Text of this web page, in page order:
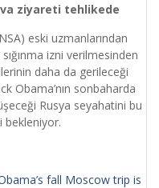
ziyareti tehlikede
eski uzmanlarından
izni verilmesinden
daha da gerileceği
Obama’nın sonbaharda
Rusya seyahatini bu
bekleniyor.
fall Moscow trip is